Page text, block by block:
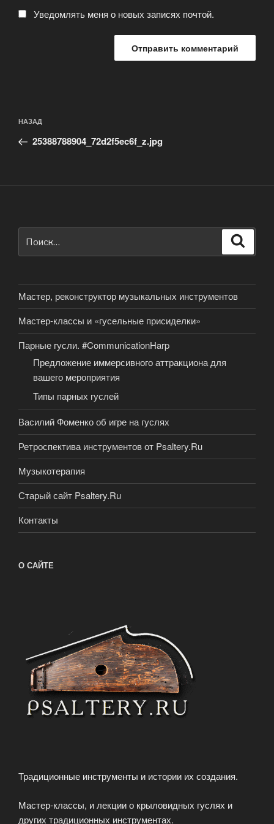
Уведомлять меня о новых записях почтой.
по
записям
Предыдущая
запись:
НАЗАД
25388788904_72d2f5ec6f_z.jpg
Мастер, реконструктор музыкальных инструментов
Мастер-классы и «гусельные присиделки»
Парные гусли. #CommunicationHarp
Предложение иммерсивного аттракциона для
вашего мероприятия
Типы парных гуслей
Василий Фоменко об игре на гуслях
Ретроспектива инструментов от Psaltery.Ru
Музыкотерапия
Старый сайт Psaltery.Ru
Контакты
О САЙТЕ
Традиционные инструменты и истории их создания.
Мастер-классы, и лекции о крыловидных гуслях и
других традиционных инструментах.